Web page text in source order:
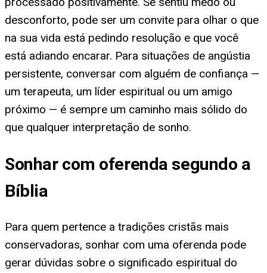
desconforto, pode ser um convite para olhar o que
na sua vida está pedindo resolução e que você
está adiando encarar. Para situações de angústia
persistente, conversar com alguém de confiança —
um terapeuta, um líder espiritual ou um amigo
próximo — é sempre um caminho mais sólido do
que qualquer interpretação de sonho.
Sonhar com oferenda segundo a
Bíblia
Para quem pertence a tradições cristãs mais
conservadoras, sonhar com uma oferenda pode
gerar dúvidas sobre o significado espiritual do